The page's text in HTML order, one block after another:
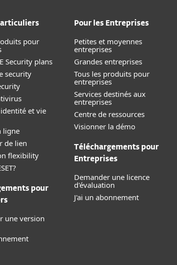
pour
Security plans
security
et vie
ligne
de lien
flexibility
pour
une version
Pour les Entreprises
Petites et moyennes
entreprises
Grandes entreprises
Tous les produits pour
entreprises
Services destinés aux
entreprises
Centre de ressources
Visionner la démo
Téléchargements pour
Entreprises
Demander une licence
d'évaluation
J'ai un abonnement